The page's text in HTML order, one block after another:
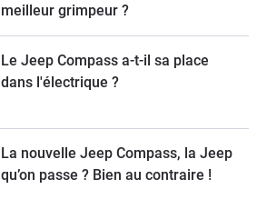
meilleur grimpeur ?
Le Jeep Compass a-t-il sa place
dans l'électrique ?
La nouvelle Jeep Compass, la Jeep
qu’on passe ? Bien au contraire !